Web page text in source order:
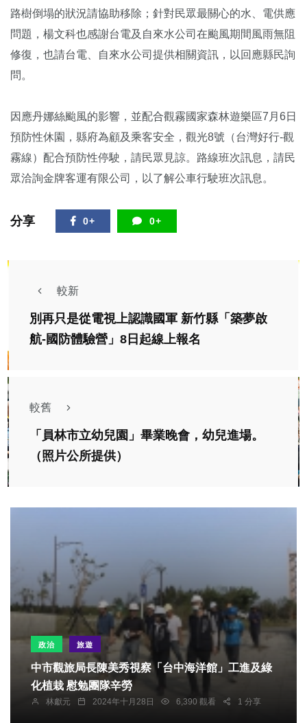
路樹倒塌的狀況請協助移除；針對民眾最關心的水、電供應
問題，楊文科也感謝台電及自來水公司在颱風期間風雨無阻
修復，也請台電、自來水公司提供相關資訊，以回應縣民詢
問。
因應丹娜絲颱風的影響，並配合觀霧國家森林遊樂區7月6日
預防性休園，縣府為顧及乘客安全，觀光8號（台灣好行-觀
霧線）配合預防性停駛，請民眾見諒。路線班次訊息，請民
眾洽詢金牌客運有限公司，以了解公車行駛班次訊息。
分享 0+ 0+
較新
別再只是從電視上認識國軍 新竹縣「築夢啟
航-國防體驗營」8日起線上報名
較舊
「員林市立幼兒園」畢業晚會，幼兒進場。
（照片公所提供）
政治 旅遊
中市觀旅局長陳美秀視察「台中海洋館」工進及綠
化植栽 慰勉團隊辛勞
林獻元 2024年十月28日 6,390 觀看 1 分享